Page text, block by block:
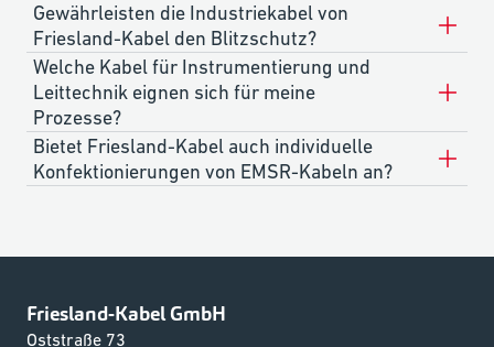
Gewährleisten die Industriekabel von
Friesland-Kabel den Blitzschutz?
Welche Kabel für Instrumentierung und
Leittechnik eignen sich für meine
Prozesse?
Bietet Friesland-Kabel auch individuelle
Konfektionierungen von EMSR-Kabeln an?
Friesland-Kabel GmbH
Oststraße 73